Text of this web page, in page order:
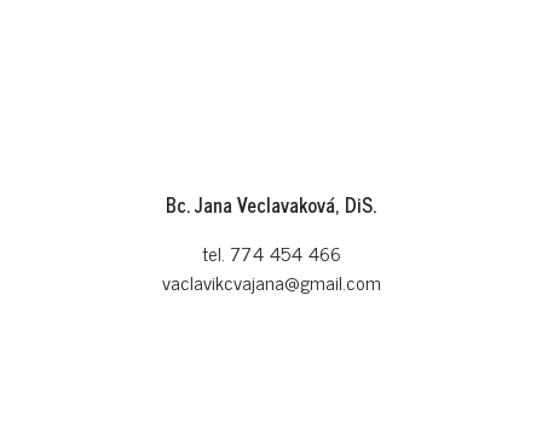
Bc. Jana Veclavaková, DiS.
tel. 774 454 466
vaclavikcvajana@gmail.com